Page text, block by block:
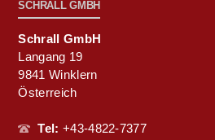
SCHRALL GMBH
Schrall GmbH
Langang 19
9841 Winklern
Österreich
Tel: +43-4822-7377